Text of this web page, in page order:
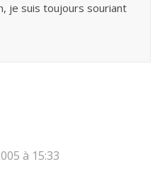
je suis toujours souriant
à 15:33